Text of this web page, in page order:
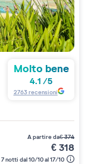
Molto bene
4.1 /5
2763recensioni
a partire da€374
€318
7 notti dal 10/10 al 17/10